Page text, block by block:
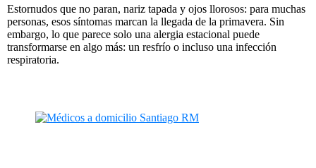
Estornudos que no paran, nariz tapada y ojos llorosos: para muchas
personas, esos síntomas marcan la llegada de la primavera. Sin
embargo, lo que parece solo una alergia estacional puede
transformarse en algo más: un resfrío o incluso una infección
respiratoria.